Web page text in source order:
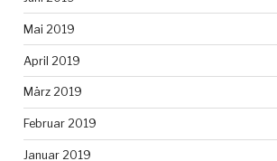
Mai 2019
April 2019
März 2019
Februar 2019
Januar 2019